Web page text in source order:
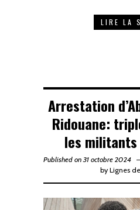
LIRE LA
Arrestation
Ridouane:
les
Published on 31 octobre 2024
by Lignes